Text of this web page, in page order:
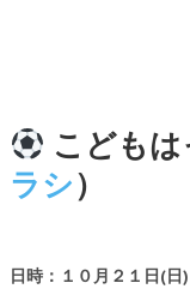
こども
ラシ）
日時：１０月２１日(